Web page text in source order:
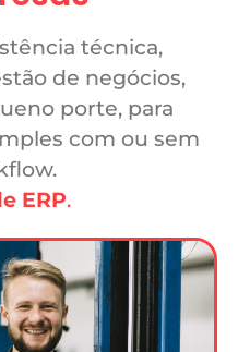
técnica,
de negócios,
porte, para
com ou sem
ERP.